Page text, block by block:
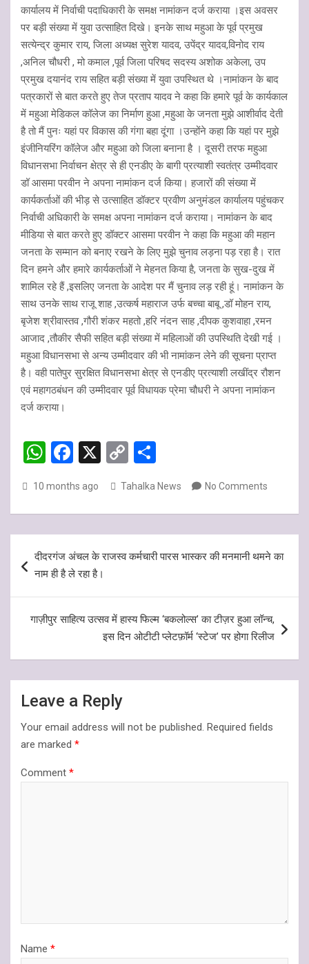
कार्यालय में निर्वाची पदाधिकारी के समक्ष नामांकन दर्ज कराया ।इस अवसर
पर बड़ी संख्या में युवा उत्साहित दिखे। इनके साथ महुआ के पूर्व प्रमुख
सत्येन्द्र कुमार राय, जिला अध्यक्ष सुरेश यादव, उपेंद्र यादव,विनोद राय
,अनिल चौधरी , मो कमाल ,पूर्व जिला परिषद सदस्य अशोक अकेला, उप
प्रमुख दयानंद राय सहित बड़ी संख्या में युवा उपस्थित थे ।नामांकन के बाद
पत्रकारों से बात करते हुए तेज प्रताप यादव ने कहा कि हमारे पूर्व के कार्यकाल
में महुआ मेडिकल कॉलेज का निर्माण हुआ ,महुआ के जनता मुझे आशीर्वाद देती
है तो मैं पुनः यहां पर विकास की गंगा बहा दूंगा ।उन्होंने कहा कि यहां पर मुझे
इंजीनियरिंग कॉलेज और महुआ को जिला बनाना है । दूसरी तरफ महुआ
विधानसभा निर्वाचन क्षेत्र से ही एनडीए के बागी प्रत्याशी स्वतंत्र उम्मीदवार
डॉ आसमा परवीन ने अपना नामांकन दर्ज किया। हजारों की संख्या में
कार्यकर्ताओं की भीड़ से उत्साहित डॉक्टर प्रवीण अनुमंडल कार्यालय पहुंचकर
निर्वाची अधिकारी के समक्ष अपना नामांकन दर्ज कराया। नामांकन के बाद
मीडिया से बात करते हुए डॉक्टर आसमा परवीन ने कहा कि महुआ की महान
जनता के सम्मान को बनाए रखने के लिए मुझे चुनाव लड़ना पड़ रहा है। रात
दिन हमने और हमारे कार्यकर्ताओं ने मेहनत किया है, जनता के सुख-दुख में
शामिल रहे हैं ,इसलिए जनता के आदेश पर मैं चुनाव लड़ रही हूं। नामांकन के
साथ उनके साथ राजू शाह ,उत्कर्ष महाराज उर्फ बच्चा बाबू ,डॉ मोहन राय,
बृजेश श्रीवास्तव ,गौरी शंकर महतो ,हरि नंदन साह ,दीपक कुशवाहा ,रमन
आजाद ,तौकीर सैफी सहित बड़ी संख्या में महिलाओं की उपस्थिति देखी गई ।
महुआ विधानसभा से अन्य उम्मीदवार की भी नामांकन लेने की सूचना प्राप्त
है। वही पातेपुर सुरक्षित विधानसभा क्षेत्र से एनडीए प्रत्याशी लखींद्र रौशन
एवं महागठबंधन की उम्मीदवार पूर्व विधायक प्रेमा चौधरी ने अपना नामांकन
दर्ज कराया।
W
at
s
A
p
p
F
ce
b
o
o
k
X
C
py
Li
n
k
ar
e
10 months ago Tahalka News No Comments
navigation
दीदरगंज अंचल के राजस्व कर्मचारी पारस भास्कर की मनमानी थमने का
नाम ही है ले रहा है।
गाज़ीपुर साहित्य उत्सव में हास्य फिल्म ‘बकलोल्स’ का टीज़र हुआ लॉन्च,
इस दिन ओटीटी प्लेटफ़ॉर्म ‘स्टेज’ पर होगा रिलीज
Leave a Reply
Your email address will not be published. Required fields
are marked *
Comment *
Name *